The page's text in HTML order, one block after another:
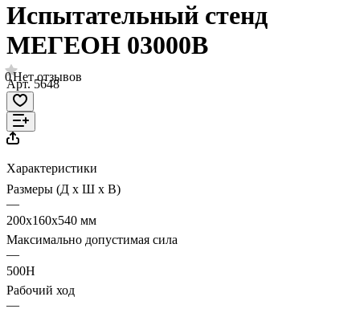
Испытательный стенд
МЕГЕОН 03000B
0Нет отзывов
Арт.5648
Характеристики
Размеры (Д х Ш х В)
—
200x160x540 мм
Максимально допустимая сила
—
500Н
Рабочий ход
—